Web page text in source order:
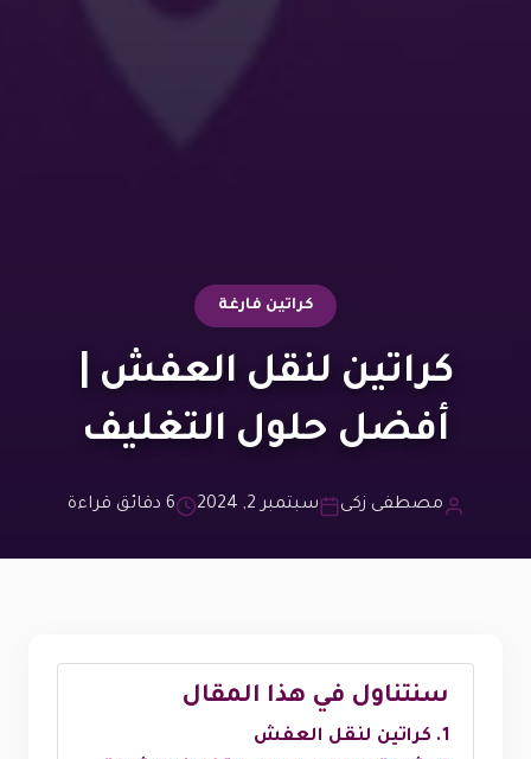
كراتين فارغة
كراتين لنقل العفش |
أفضل حلول التغليف
مصطفى زكى سبتمبر 2, 2024 6 دقائق قراءة
سنتناول في هذا المقال
كراتين لنقل العفش